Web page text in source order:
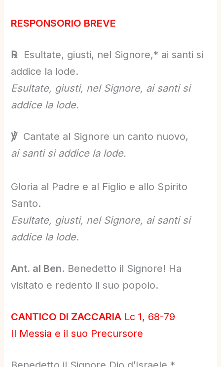
RESPONSORIO BREVE
℞Esultate, giusti, nel Signore,* ai santi si
addice la lode.
Esultate, giusti, nel Signore, ai santi si
addice la lode.
℣Cantate al Signore un canto nuovo,
ai santi si addice la lode.
Gloria al Padre e al Figlio e allo Spirito
Santo.
Esultate, giusti, nel Signore, ai santi si
addice la lode.
Ant. al Ben. Benedetto il Signore! Ha
visitato e redento il suo popolo.
CANTICO DI ZACCARIALc 1, 68-79
Il Messia e il suo Precursore